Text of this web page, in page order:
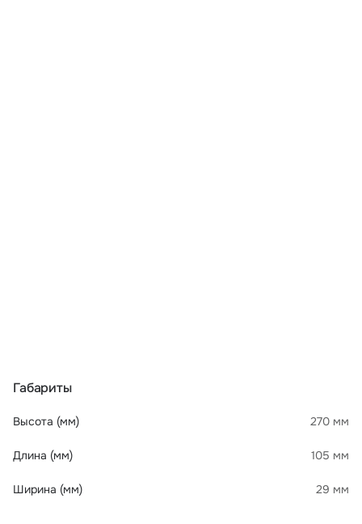
Габариты
Высота (мм) 270 мм
Длина (мм) 105 мм
Ширина (мм) 29 мм